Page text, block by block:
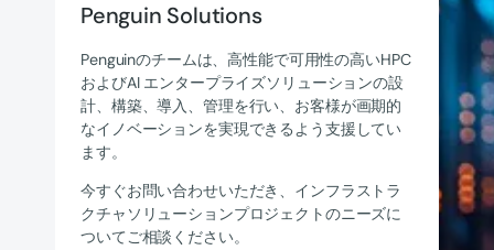
Penguin Solutions
Penguinのチームは、高性能で可用性の高いHPC
およびAI エンタープライズソリューションの設
計、構築、導入、管理を行い、お客様が画期的
なイノベーションを実現できるよう支援してい
ます。
今すぐお問い合わせいただき、インフラストラ
クチャソリューションプロジェクトのニーズに
ついてご相談ください。